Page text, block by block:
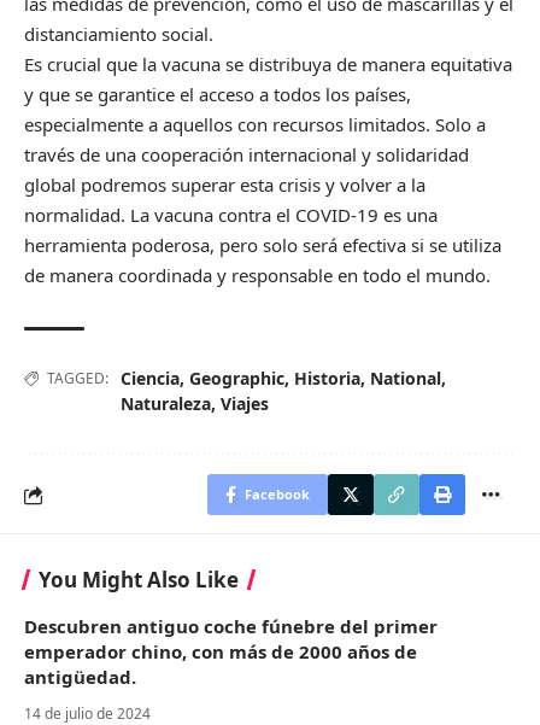
distanciamiento social.
Es crucial que la vacuna se distribuya de manera equitativa
y que se garantice el acceso a todos los países,
especialmente a aquellos con recursos limitados. Solo a
través de una cooperación internacional y solidaridad
global podremos superar esta crisis y volver a la
normalidad. La vacuna contra el COVID-19 es una
herramienta poderosa, pero solo será efectiva si se utiliza
de manera coordinada y responsable en todo el mundo.
TAGGED: Ciencia, Geographic, Historia, National,
Naturaleza, Viajes
Facebook
You Might Also Like
Descubren antiguo coche fúnebre del primer
emperador chino, con más de 2000 años de
antigüedad.
14 de julio de 2024